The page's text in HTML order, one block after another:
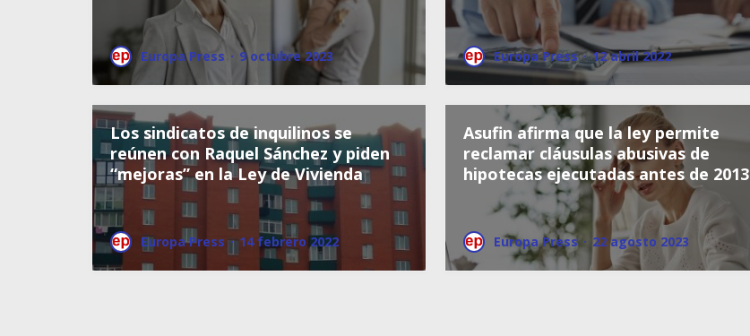
Europa Press · 9 octubre 2023 Europa Press · 12 abril 2022
Los sindicatos de inquilinos se
reúnen con Raquel Sánchez y piden
“mejoras” en la Ley de Vivienda
Europa Press · 14 febrero 2022
Asufin afirma que la ley permite
reclamar cláusulas abusivas de
hipotecas ejecutadas antes de 2013
Europa Press · 22 agosto 2023